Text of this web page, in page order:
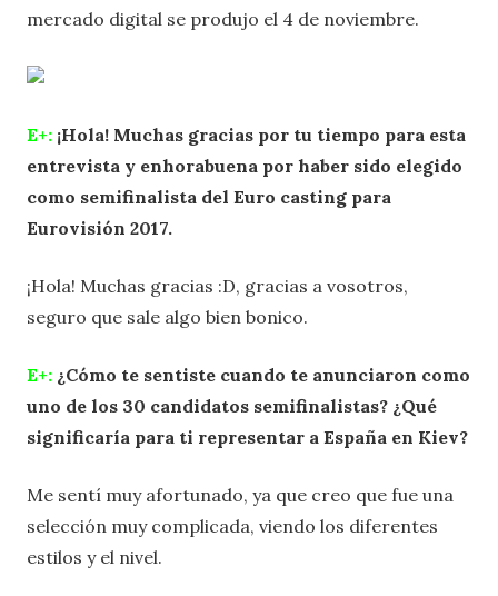
mercado digital se produjo el 4 de noviembre.
E+: ¡Hola! Muchas gracias por tu tiempo para esta
entrevista y enhorabuena por haber sido elegido
como semifinalista del Euro casting para
Eurovisión 2017.
¡Hola! Muchas gracias :D, gracias a vosotros,
seguro que sale algo bien bonico.
E+: ¿Cómo te sentiste cuando te anunciaron como
uno de los 30 candidatos semifinalistas? ¿Qué
significaría para ti representar a España en Kiev?
Me sentí muy afortunado, ya que creo que fue una
selección muy complicada, viendo los diferentes
estilos y el nivel.